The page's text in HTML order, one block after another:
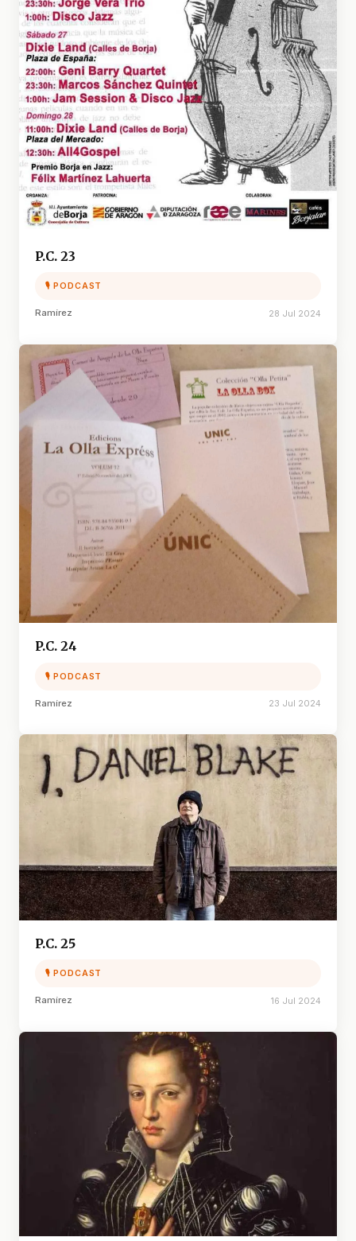
P.C. 23
🎙 PODCAST
Ramírez 28 Jul 2024
P.C. 24
🎙 PODCAST
Ramírez 23 Jul 2024
P.C. 25
🎙 PODCAST
Ramírez 16 Jul 2024